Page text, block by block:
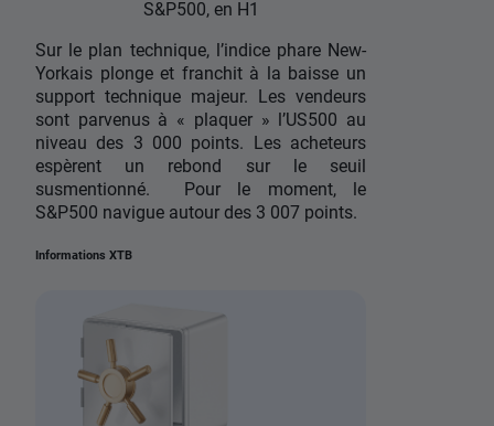
S&P500, en H1
Sur le plan technique, l’indice phare New-
Yorkais plonge et franchit à la baisse un
support technique majeur. Les vendeurs
sont parvenus à « plaquer » l’US500 au
niveau des 3 000 points. Les acheteurs
espèrent un rebond sur le seuil
susmentionné. Pour le moment, le
S&P500 navigue autour des 3 007 points.
Informations XTB